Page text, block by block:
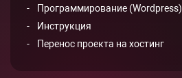
Программирование (Wordpress)
Инструкция
Перенос проекта на хостинг